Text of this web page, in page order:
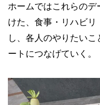
ホームではこれらのデ
けた、食事・リハビ
し、各人のやりたい
ートにつなげていく。